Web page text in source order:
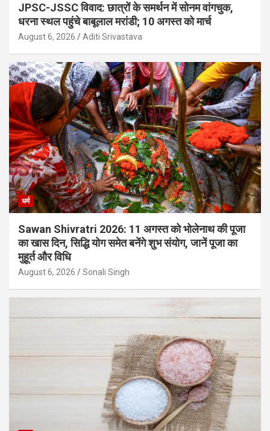
JPSC-JSSC विवाद: छात्रों के समर्थन में सोनम वांगचुक,
धरना स्थल पहुंचे बाबूलाल मरांडी; 10 अगस्त को मार्च
August 6, 2026 Aditi Srivastava
धर्म
Sawan Shivratri 2026: 11 अगस्त को भोलेनाथ की पूजा
का खास दिन, सिद्धि योग समेत बनेंगे शुभ संयोग, जानें पूजा का
मुहूर्त और विधि
August 6, 2026 Sonali Singh